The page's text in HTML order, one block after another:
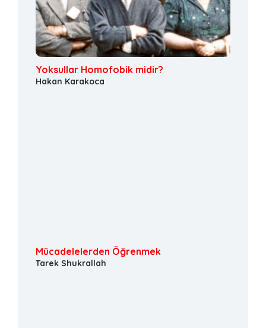
Yoksullar Homofobik midir?
Hakan Karakoca
Mücadelelerden Öğrenmek
Tarek Shukrallah